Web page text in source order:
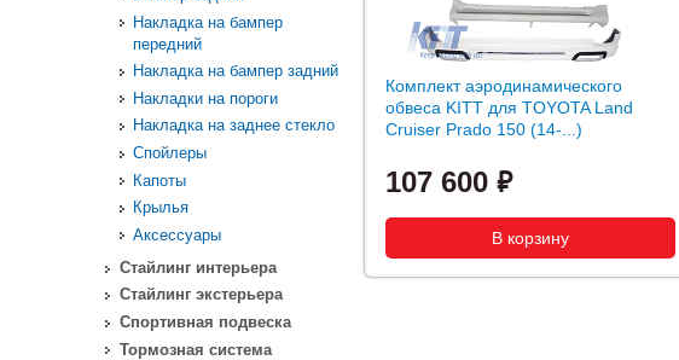
Комплект аэродинамического
обвеса KITT для TOYOTA Land
Cruiser Prado 150 (14-...)
107 600
Накладка на бампер
передний
Накладка на бампер задний
Накладки на пороги
Накладка на заднее стекло
Спойлеры
Капоты
Крылья
Аксессуары
Стайлинг интерьера
Стайлинг экстерьера
Спортивная подвеска
Тормозная система